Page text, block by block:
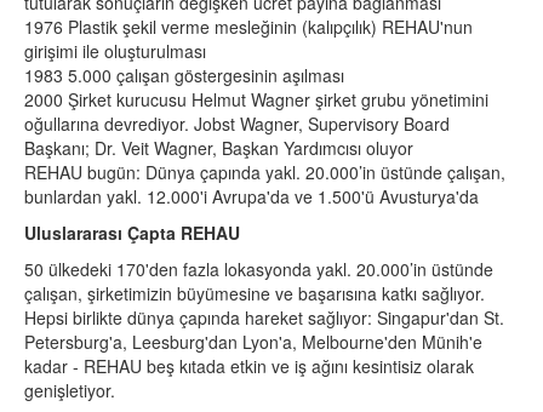
1976 Plastik şekil verme mesleğinin (kalıpçılık) REHAU'nun
girişimi ile oluşturulması
1983 5.000 çalışan göstergesinin aşılması
2000 Şirket kurucusu Helmut Wagner şirket grubu yönetimini
oğullarına devrediyor. Jobst Wagner, Supervisory Board
Başkanı; Dr. Veit Wagner, Başkan Yardımcısı oluyor
REHAU bugün: Dünya çapında yakl. 20.000’in üstünde çalışan,
bunlardan yakl. 12.000'i Avrupa'da ve 1.500'ü Avusturya'da
Uluslararası Çapta REHAU
50 ülkedeki 170'den fazla lokasyonda yakl. 20.000’in üstünde
çalışan, şirketimizin büyümesine ve başarısına katkı sağlıyor.
Hepsi birlikte dünya çapında hareket sağlıyor: Singapur'dan St.
Petersburg'a, Leesburg'dan Lyon'a, Melbourne'den Münih'e
kadar - REHAU beş kıtada etkin ve iş ağını kesintisiz olarak
genişletiyor.